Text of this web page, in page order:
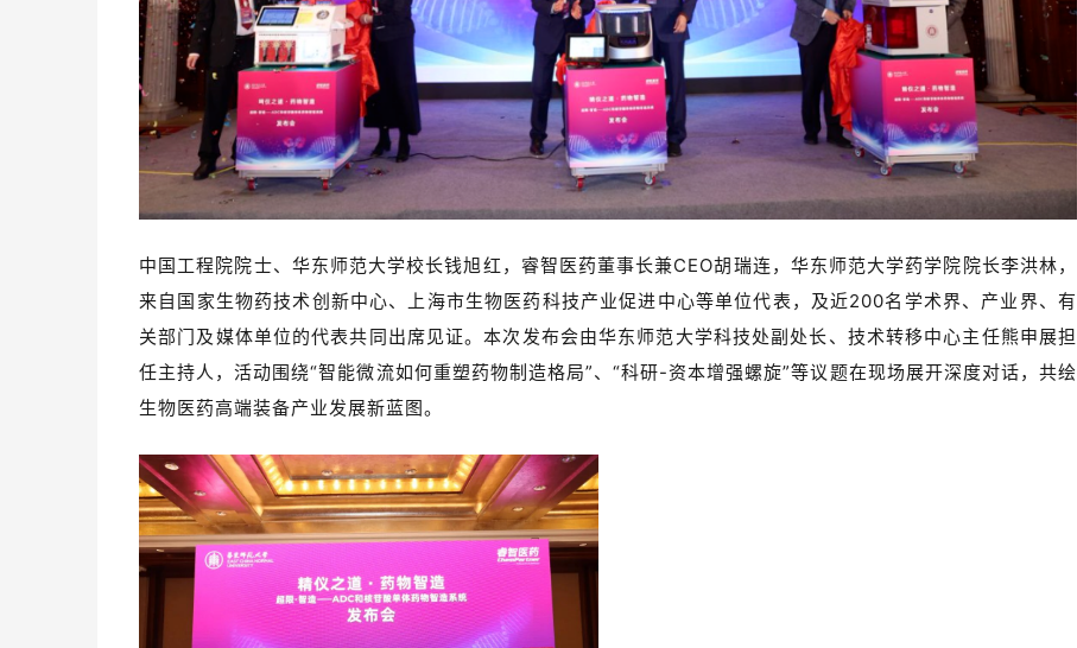
中国工程院院士、华东师范大学校长钱旭红，睿智医药董事长兼CEO胡瑞连，华东师范大学药学院院长李洪林，
来自国家生物药技术创新中心、上海市生物医药科技产业促进中心等单位代表，及近200名学术界、产业界、有
关部门及媒体单位的代表共同出席见证。本次发布会由华东师范大学科技处副处长、技术转移中心主任熊申展担
任主持人，活动围绕“智能微流如何重塑药物制造格局”、“科研-资本增强螺旋”等议题在现场展开深度对话，共绘
生物医药高端装备产业发展新蓝图。